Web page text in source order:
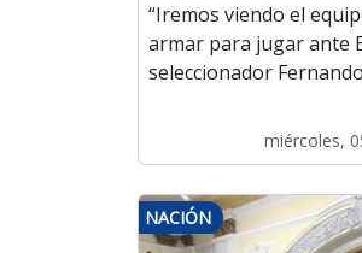
“Iremos viendo el
armar para jugar ante
seleccionador
miércoles,
NACIÓN